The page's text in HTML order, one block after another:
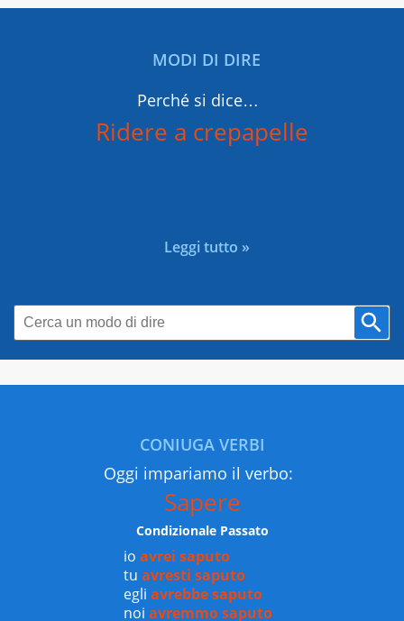
MODI DI DIRE
Perché si dice…
Ridere a crepapelle
Leggi tutto »
CONIUGA VERBI
Oggi impariamo il verbo:
Sapere
Condizionale Passato
io avrei saputo
tu avresti saputo
egli avrebbe saputo
noi avremmo saputo